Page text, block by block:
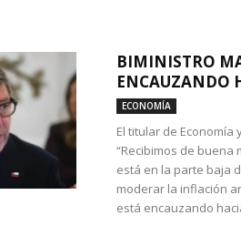
BIMINISTRO
ENCAUZANDO
ECONOMÍA
El titular de
“Recibimos de buena
está en la parte baja
moderar la inflación
está encauzando